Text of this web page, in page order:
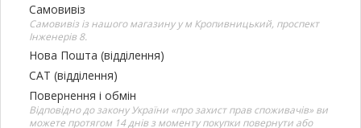
Самовивіз
Самовивіз із нашого магазину у м Кропивницький, проспект
Інженерів 8.
Нова Пошта (відділення)
САТ (відділення)
Повернення і обмін
Відповідно до закону України «про захист прав споживачів» ви
можете протягом 14 днів з моменту покупки повернути або